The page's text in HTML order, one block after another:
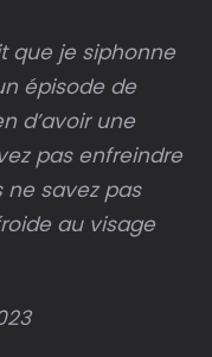
que je siphonne
épisode de
d’avoir une
pas enfreindre
ne savez pas
au visage